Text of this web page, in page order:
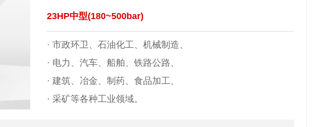
23HP中型(180~500bar)
· 市政环卫、石油化工、机械制造、
· 电力、汽车、船舶、铁路公路、
· 建筑、冶金、制药、食品加工、
· 采矿等各种工业领域。